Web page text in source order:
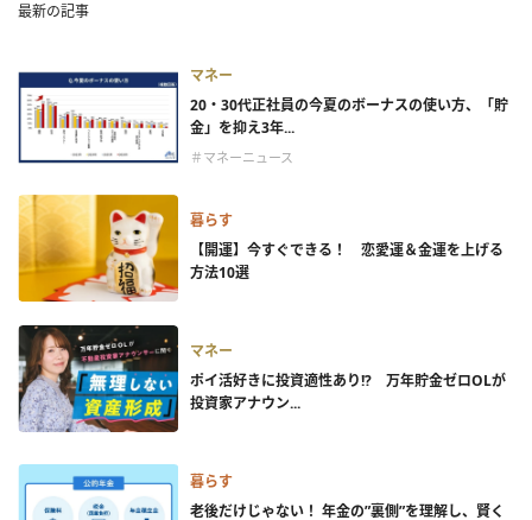
最新の記事
マネー
20・30代正社員の今夏のボーナスの使い方、「貯
金」を抑え3年...
＃マネーニュース
暮らす
【開運】今すぐできる！ 恋愛運＆金運を上げる
方法10選
マネー
ポイ活好きに投資適性あり!? 万年貯金ゼロOLが
投資家アナウン...
暮らす
老後だけじゃない！ 年金の”裏側”を理解し、賢く